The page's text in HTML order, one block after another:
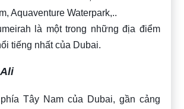
Aquaventure Waterpark,..
là một trong những địa điểm
tiếng nhất của Dubai.
Tây Nam của Dubai, gần cảng